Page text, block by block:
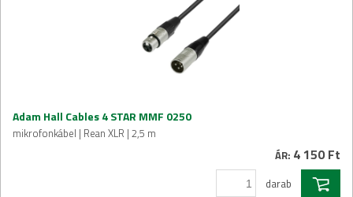
Adam Hall Cables 4 STAR MMF 0250
mikrofonkábel | Rean XLR | 2,5 m
ÁR: 4 150 Ft
darab